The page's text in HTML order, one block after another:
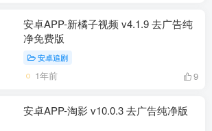
安卓APP-新橘子视频 v4.1.9 去广告纯
净免费版
安卓追剧
1年前 9
安卓APP-淘影 v10.0.3 去广告纯净版